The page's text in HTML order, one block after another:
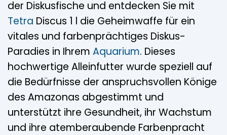
der Diskusfische und entdecken Sie mit
Tetra Discus 1 l die Geheimwaffe für ein
vitales und farbenprächtiges Diskus-
Paradies in Ihrem Aquarium. Dieses
hochwertige Alleinfutter wurde speziell auf
die Bedürfnisse der anspruchsvollen Könige
des Amazonas abgestimmt und
unterstützt ihre Gesundheit, ihr Wachstum
und ihre atemberaubende Farbenpracht